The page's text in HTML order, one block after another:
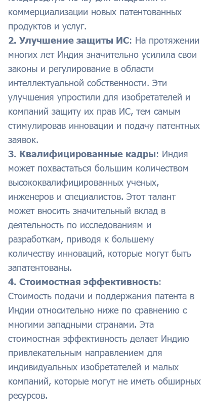
коммерциализации новых патентованных
продуктов и услуг.
2. Улучшение защиты ИС: На протяжении
многих лет Индия значительно усилила свои
законы и регулирование в области
интеллектуальной собственности. Эти
улучшения упростили для изобретателей и
компаний защиту их прав ИС, тем самым
стимулировав инновации и подачу патентных
заявок.
3. Квалифицированные кадры: Индия
может похвастаться большим количеством
высококвалифицированных ученых,
инженеров и специалистов. Этот талант
может вносить значительный вклад в
деятельность по исследованиям и
разработкам, приводя к большему
количеству инноваций, которые могут быть
запатентованы.
4. Стоимостная эффективность:
Стоимость подачи и поддержания патента в
Индии относительно ниже по сравнению с
многими западными странами. Эта
стоимостная эффективность делает Индию
привлекательным направлением для
индивидуальных изобретателей и малых
компаний, которые могут не иметь обширных
ресурсов.